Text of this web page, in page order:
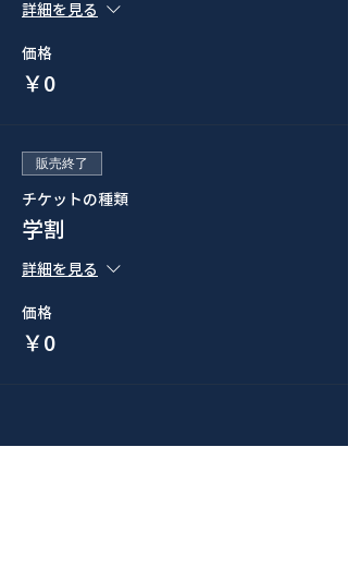
詳細を見る
価格
￥0
販売終了
チケットの種類
学割
詳細を見る
価格
￥0